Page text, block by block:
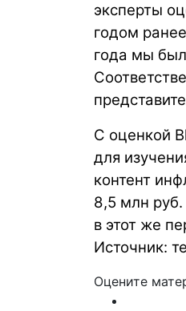
эксперты
годом
года мы
С оценкой
для
контент
8,5 млн руб.
в этот же
Источник:
Оцените